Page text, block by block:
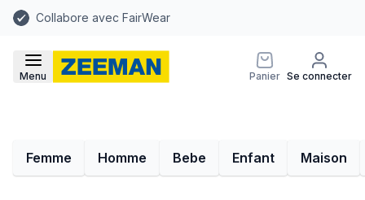
Collabore avec FairWear
Menu Panier Se connecter
Femme Homme Bebe Enfant Maison